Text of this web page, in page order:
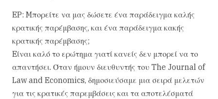
EP: Mπορείτε να μας δώσετε ένα παράδειγμα καλής
κρατικής παρέμβασης, και ένα παράδειγμα κακής
κρατικής παρέμβασης;
Eίναι καλό το ερώτημα γιατί κανείς δεν μπορεί να το
απαντήσει. Όταν ήμουν διευθυντής του The Journal of
Law and Economics, δημοσιεύσαμε μια σειρά μελετών
για τις κρατικές παρεμβάσεις και τα αποτελέσματά